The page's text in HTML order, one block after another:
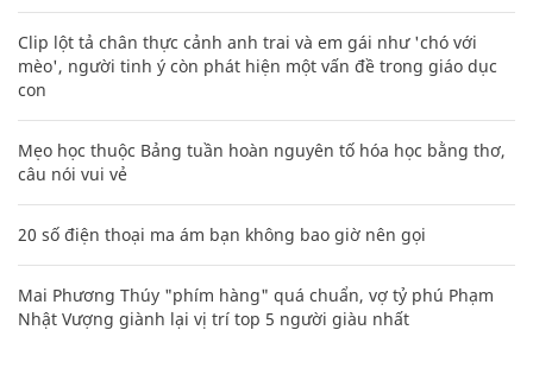
Clip lột tả chân thực cảnh anh trai và em gái như 'chó với
mèo', người tinh ý còn phát hiện một vấn đề trong giáo dục
con
Mẹo học thuộc Bảng tuần hoàn nguyên tố hóa học bằng thơ,
câu nói vui vẻ
20 số điện thoại ma ám bạn không bao giờ nên gọi
Mai Phương Thúy "phím hàng" quá chuẩn, vợ tỷ phú Phạm
Nhật Vượng giành lại vị trí top 5 người giàu nhất